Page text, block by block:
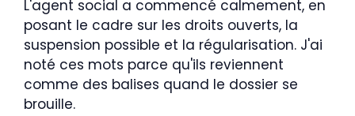
L'agent social a commencé calmement, en
posant le cadre sur les droits ouverts, la
suspension possible et la régularisation. J'ai
noté ces mots parce qu'ils reviennent
comme des balises quand le dossier se
brouille.